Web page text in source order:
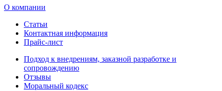
О компании
Статьи
Контактная информация
Прайс-лист
Подход к внедрениям, заказной разработке и
сопровождению
Отзывы
Моральный кодекс